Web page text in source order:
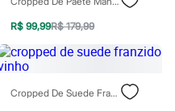
R$ 99,99R$ 179,99
Cropped De Suede Franzido Vinho